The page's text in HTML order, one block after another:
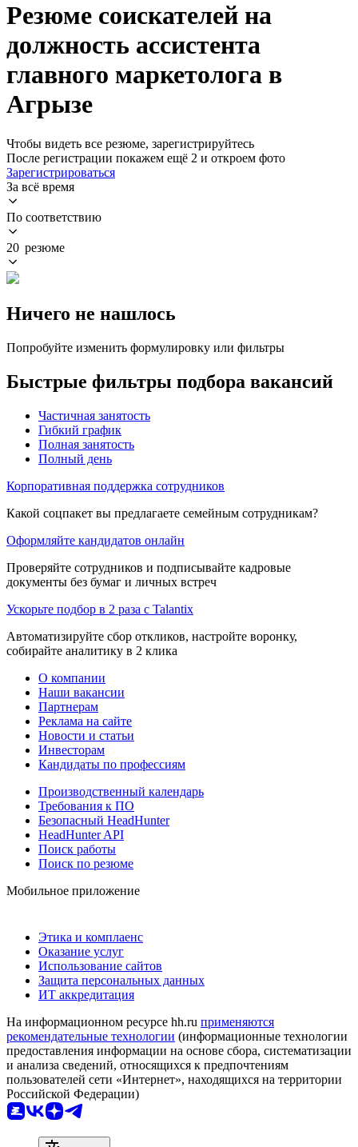
Резюме соискателей на
должность ассистента
главного маркетолога в
Агрызе
Чтобы видеть все резюме, зарегистрируйтесь
После регистрации покажем ещё 2 и откроем фото
Зарегистрироваться
За всё время
По соответствию
20 резюме
Ничего не нашлось
Попробуйте изменить формулировку или фильтры
Быстрые фильтры подбора вакансий
Частичная занятость
Гибкий график
Полная занятость
Полный день
Корпоративная поддержка сотрудников
Какой соцпакет вы предлагаете семейным сотрудникам?
Оформляйте кандидатов онлайн
Проверяйте сотрудников и подписывайте кадровые
документы без бумаг и личных встреч
Ускорьте подбор в 2 раза с Talantix
Автоматизируйте сбор откликов, настройте воронку,
собирайте аналитику в 2 клика
О компании
Наши вакансии
Партнерам
Реклама на сайте
Новости и статьи
Инвесторам
Кандидаты по профессиям
Производственный календарь
Требования к ПО
Безопасный HeadHunter
HeadHunter API
Поиск работы
Поиск по резюме
Мобильное приложение
Этика и комплаенс
Оказание услуг
Использование сайтов
Защита персональных данных
ИТ аккредитация
На информационном ресурсе hh.ru применяются
рекомендательные технологии (информационные технологии
предоставления информации на основе сбора, систематизации
и анализа сведений, относящихся к предпочтениям
пользователей сети «Интернет», находящихся на территории
Российской Федерации)